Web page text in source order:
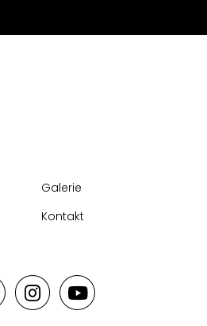
Galerie
Kontakt
Facebook profile
Instagram profile
Youtube